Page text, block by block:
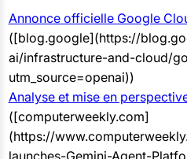
Annonce officielle Google
([blog.google](https://
ai/infrastructure-and-cloud/
utm_source=openai))
Analyse et mise en
([computerweekly.com]
(https://
launches-Gemini-Agent-